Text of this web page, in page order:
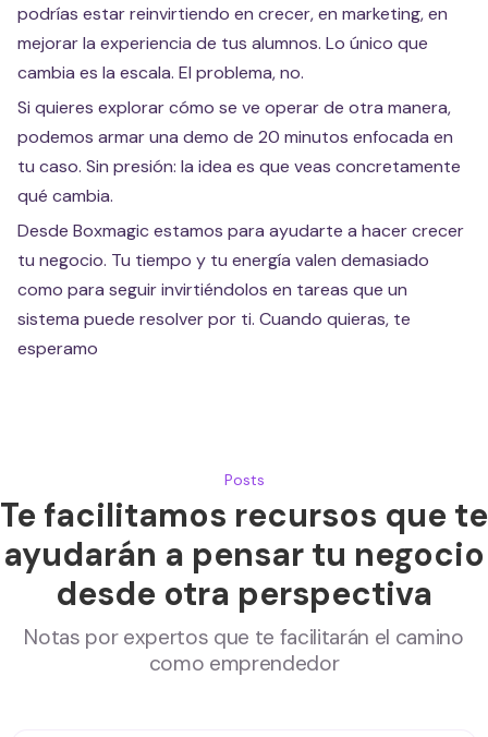
podrías estar reinvirtiendo en crecer, en marketing, en
mejorar la experiencia de tus alumnos. Lo único que
cambia es la escala. El problema, no.
Si quieres explorar cómo se ve operar de otra manera,
podemos armar una demo de 20 minutos enfocada en
tu caso. Sin presión: la idea es que veas concretamente
qué cambia.
Desde Boxmagic estamos para ayudarte a hacer crecer
tu negocio. Tu tiempo y tu energía valen demasiado
como para seguir invirtiéndolos en tareas que un
sistema puede resolver por ti. Cuando quieras, te
esperamo
Posts
Te facilitamos recursos que te
ayudarán a pensar tu negocio
desde otra perspectiva
Notas por expertos que te facilitarán el camino
como emprendedor